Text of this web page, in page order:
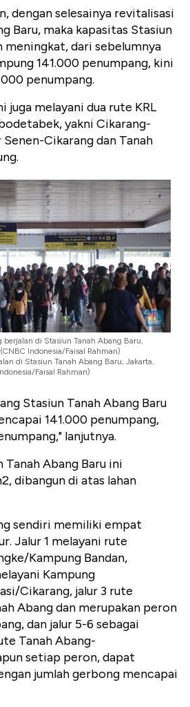
dengan selesainya revitalisasi
Baru, maka kapasitas Stasiun
meningkat, dari sebelumnya
141.000 penumpang, kini
penumpang.
juga melayani dua rute KRL
yakni Cikarang-
Senen-Cikarang dan Tanah
di Stasiun Tanah Abang Baru,
Indonesia/Faisal Rahman)
di Stasiun Tanah Abang Baru, Jakarta,
Faisal Rahman)
Stasiun Tanah Abang Baru
141.000 penumpang,
lanjutnya.
Tanah Abang Baru ini
dibangun di atas lahan
sendiri memiliki empat
Jalur 1 melayani rute
Kampung Bandan,
Kampung
Cikarang, jalur 3 rute
Abang dan merupakan peron
dan jalur 5-6 sebagai
Tanah Abang-
setiap peron, dapat
jumlah gerbong mencapai